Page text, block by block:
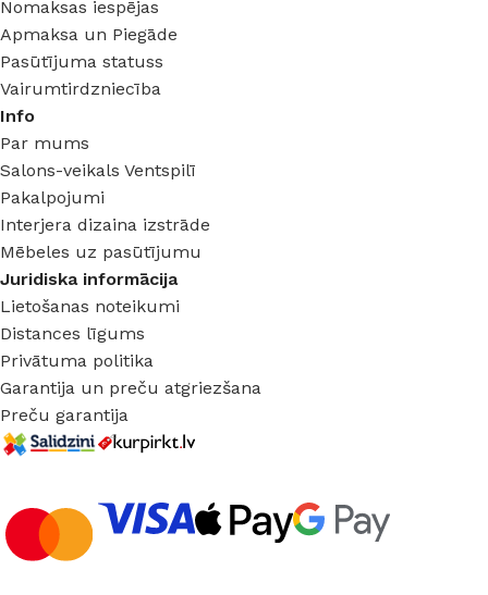
Nomaksas iespējas
Apmaksa un Piegāde
Pasūtījuma statuss
Vairumtirdzniecība
Info
Par mums
Salons-veikals Ventspilī
Pakalpojumi
Interjera dizaina izstrāde
Mēbeles uz pasūtījumu
Juridiska informācija
Lietošanas noteikumi
Distances līgums
Privātuma politika
Garantija un preču atgriezšana
Preču garantija